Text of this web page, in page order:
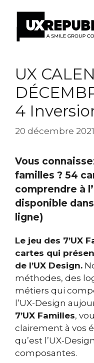
contenu
UX
4
20 décembre 2021
Vous
familles ? 54
comprendre à
disponible
ligne)
Le jeu des 7’UX
cartes qui
de l’UX Design.
méthodes, des
métiers qui
l’UX-Design
7’UX Familles,
clairement à vos
qu’est l’UX-
composantes.